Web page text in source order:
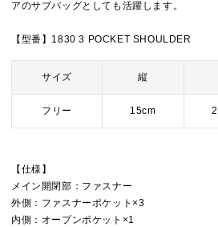
アのサブバッグとしても活躍します。
【型番】1830 3 POCKET SHOULDER
サイズ 縦
フリー 15cm
【仕様】
メイン開閉部：ファスナー
外側：ファスナーポケット×3
内側：オープンポケット×1